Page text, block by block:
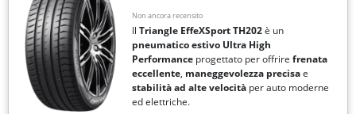
Non ancora recensito
IlTriangle EffeXSport TH202è un
pneumatico estivo Ultra High
Performance progettato per offrirefrenata
eccellente, maneggevolezza precisae
stabilità ad alte velocità per auto moderne
ed elettriche.